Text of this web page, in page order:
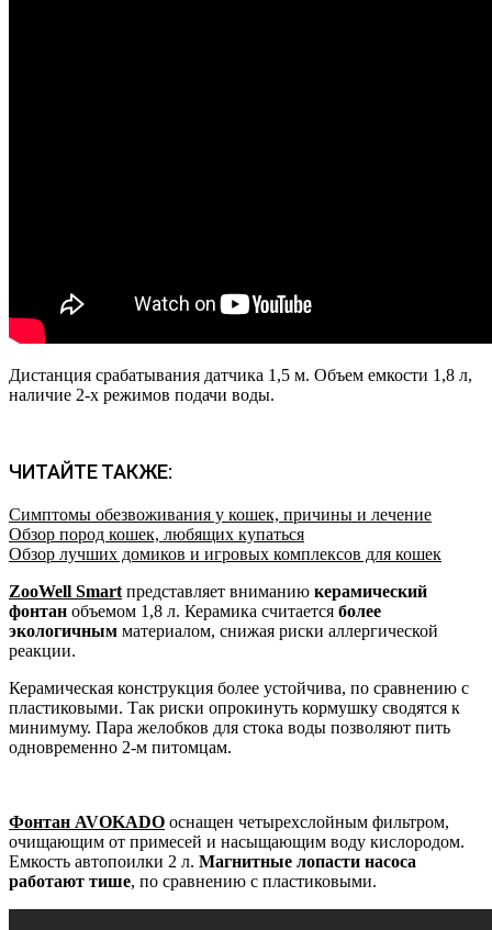
Дистанция срабатывания датчика 1,5 м. Объем емкости 1,8 л,
наличие 2-х режимов подачи воды.
ЧИТАЙТЕ ТАКЖЕ:
Симптомы обезвоживания у кошек, причины и лечение
Обзор пород кошек, любящих купаться
Обзор лучших домиков и игровых комплексов для кошек
ZooWell Smart представляет вниманию керамический
фонтан объемом 1,8 л. Керамика считается более
экологичным материалом, снижая риски аллергической
реакции.
Керамическая конструкция более устойчива, по сравнению с
пластиковыми. Так риски опрокинуть кормушку сводятся к
минимуму. Пара желобков для стока воды позволяют пить
одновременно 2-м питомцам.
Фонтан AVOKADO оснащен четырехслойным фильтром,
очищающим от примесей и насыщающим воду кислородом.
Емкость автопоилки 2 л. Магнитные лопасти насоса
работают тише, по сравнению с пластиковыми.